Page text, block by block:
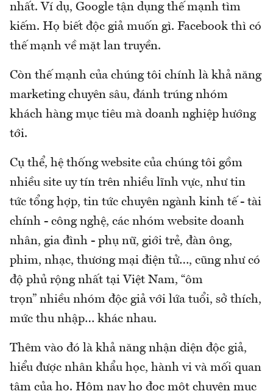
nhất. Ví dụ, Google tận dụng thế mạnh tìm
kiếm. Họ biết độc giả muốn gì. Facebook thì có
thế mạnh về mặt lan truyền.
Còn thế mạnh của chúng tôi chính là khả năng
marketing chuyên sâu, đánh trúng nhóm
khách hàng mục tiêu mà doanh nghiệp hướng
tới.
Cụ thể, hệ thống website của chúng tôi gồm
nhiều site uy tín trên nhiều lĩnh vực, như tin
tức tổng hợp, tin tức chuyên ngành kinh tế - tài
chính - công nghệ, các nhóm website doanh
nhân, gia đình - phụ nữ, giới trẻ, đàn ông,
phim, nhạc, thương mại điện tử…, cũng như có
độ phủ rộng nhất tại Việt Nam, “ôm
trọn” nhiều nhóm độc giả với lứa tuổi, sở thích,
mức thu nhập… khác nhau.
Thêm vào đó là khả năng nhận diện độc giả,
hiểu được nhân khẩu học, hành vi và mối quan
tâm của họ. Hôm nay họ đọc một chuyên mục